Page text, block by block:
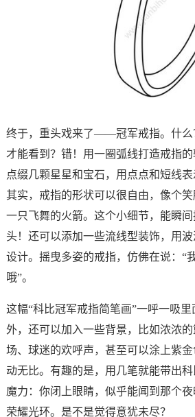
终于，重头戏来了——冠军戒指。什么
才能看到？错！用一圈弧线打造戒指
点缀几颗星星和宝石，用点点和短线表
其实，戒指的形状可以很自由，像个
一只飞舞的火箭。这个小细节，能瞬
头！还可以添加一些流线型装饰，用
设计。摇曳多姿的戒指，仿佛在说：“
哦”。
这幅“科比冠军戒指简笔画”一呼一吸
外，还可以加入一些背景，比如浓浓
场、球迷的欢呼声，甚至可以涂上紫
动无比。有趣的是，用几笔就能带出
魔力：你闭上眼睛，似乎能闻到那个
荣耀光环。是不是觉得意犹未尽？